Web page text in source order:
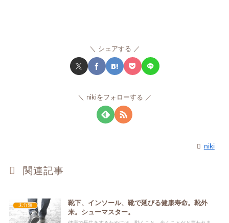
シェアする
nikiをフォローする
niki
関連記事
未分類
靴下、インソール、靴で延びる健康寿命。靴外
来。シューマスター。